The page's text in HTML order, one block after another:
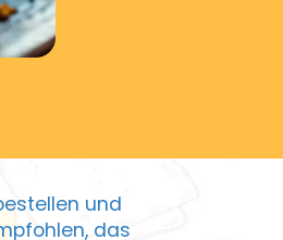
und
das